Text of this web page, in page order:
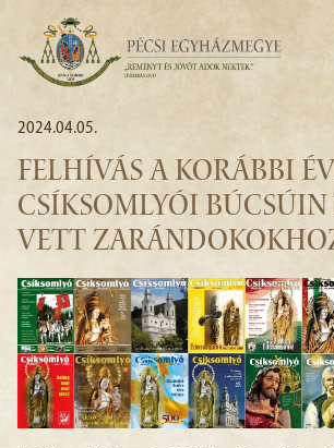
2024.04.05.
FELHÍVÁS A KORÁBBI
CSÍKSOMLYÓI BÚCSÚIN
VETT